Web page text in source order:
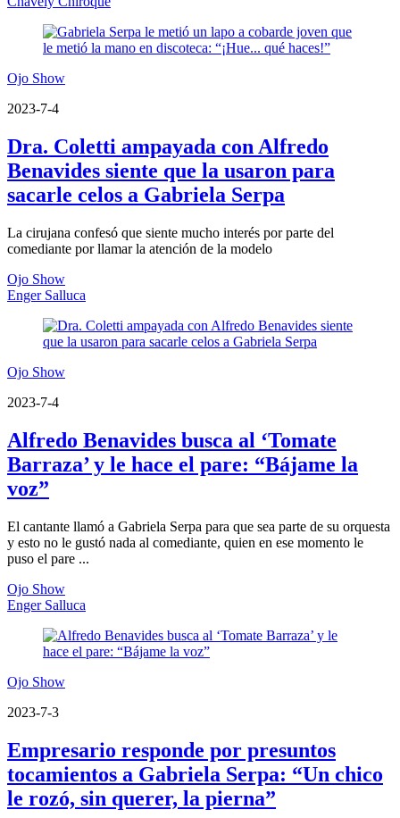
Ojo Show
2023-7-4
Dra. Coletti ampayada con Alfredo
Benavides siente que la usaron para
sacarle celos a Gabriela Serpa
La cirujana confesó que siente mucho interés por parte del
comediante por llamar la atención de la modelo
Ojo Show
Enger Salluca
Ojo Show
2023-7-4
Alfredo Benavides busca al ‘Tomate
Barraza’ y le hace el pare: “Bájame la
voz”
El cantante llamó a Gabriela Serpa para que sea parte de su orquesta
y esto no le gustó nada al comediante, quien en ese momento le
puso el pare ...
Ojo Show
Enger Salluca
Ojo Show
2023-7-3
Empresario responde por presuntos
tocamientos a Gabriela Serpa: “Un chico
le rozó, sin querer, la pierna”